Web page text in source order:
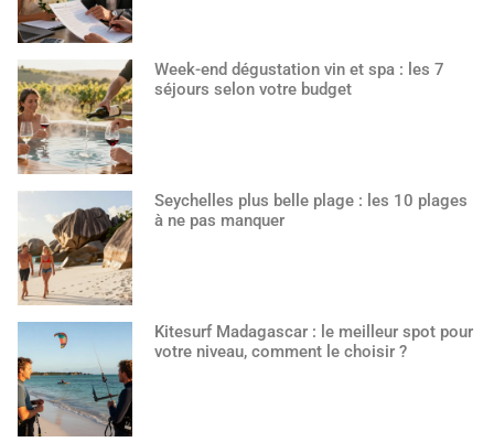
Week-end dégustation vin et spa : les 7
séjours selon votre budget
Seychelles plus belle plage : les 10 plages
à ne pas manquer
Kitesurf Madagascar : le meilleur spot pour
votre niveau, comment le choisir ?